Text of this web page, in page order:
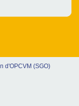
d'OPCVM (SGO)